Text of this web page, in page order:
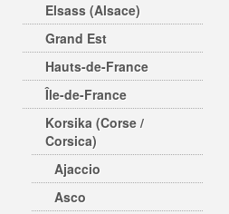
Elsass (Alsace)
Grand Est
Hauts-de-France
Île-de-France
Korsika (Corse /
Corsica)
Ajaccio
Asco